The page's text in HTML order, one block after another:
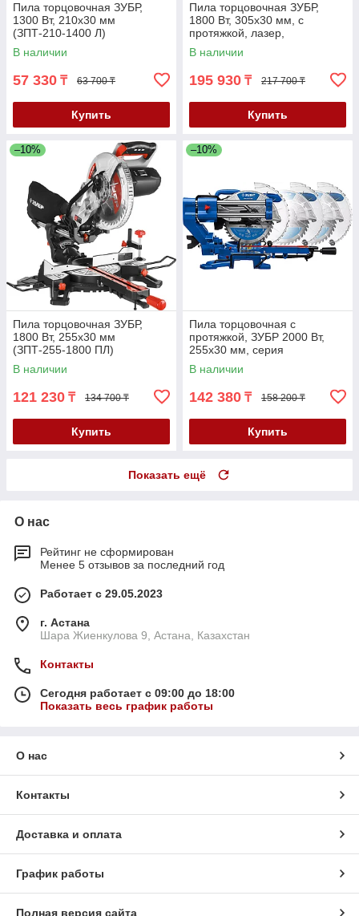
Пила торцовочная ЗУБР,
1300 Вт, 210х30 мм
(ЗПТ-210-1400 Л)
В наличии
57 330 ₸ 63 700 ₸
Купить
Пила торцовочная ЗУБР,
1800 Вт, 305х30 мм, с
протяжкой, лазер,
удлинители стола (ЗПТ-305-
1800 ПЛ)
В наличии
195 930 ₸ 217 700 ₸
Купить
–10%
Пила торцовочная ЗУБР,
1800 Вт, 255х30 мм
(ЗПТ-255-1800 ПЛ)
В наличии
121 230 ₸ 134 700 ₸
Купить
–10%
Пила торцовочная с
протяжкой, ЗУБР 2000 Вт,
255х30 мм, серия
"Профессионал" (ППТ-255-
П)
В наличии
142 380 ₸ 158 200 ₸
Купить
Показать ещё
О нас
Рейтинг не сформирован
Менее 5 отзывов за последний год
Работает с 29.05.2023
г. Астана
Шара Жиенкулова 9, Астана, Казахстан
Контакты
Сегодня работает с 09:00 до 18:00
Показать весь график работы
О нас
Контакты
Доставка и оплата
График работы
Полная версия сайта